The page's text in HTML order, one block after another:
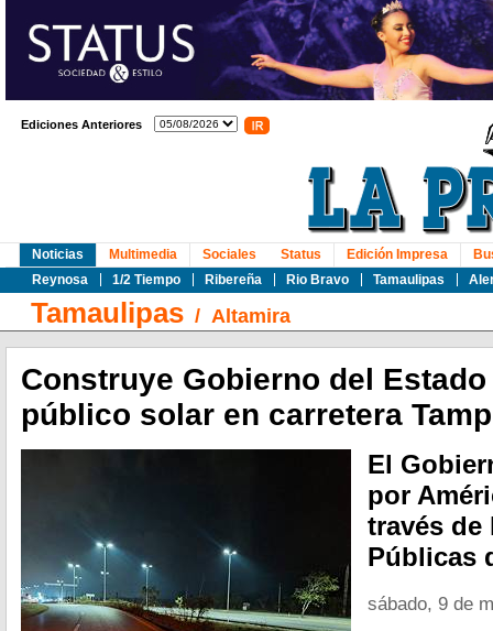
Ediciones Anteriores
Noticias
Reynosa
1/2 Tiempo Ribereña Rio Bravo Tamaulipas
Multimedia Sociales Status Edición Impresa
Tamaulipas / Altamira
Construye Gobierno del
público solar en carretera
El
por
través de
Públicas
sábado, 9 de